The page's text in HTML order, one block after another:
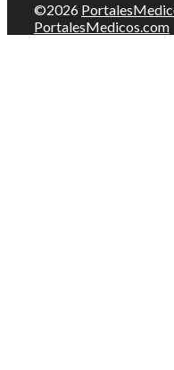
©2026
PortalesMedicos.com